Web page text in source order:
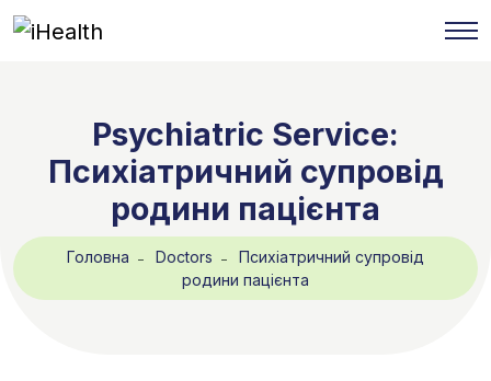
Psychiatric Service:
Психіатричний супровід
родини пацієнта
Головна Doctors
Психіатричний супровід
родини пацієнта